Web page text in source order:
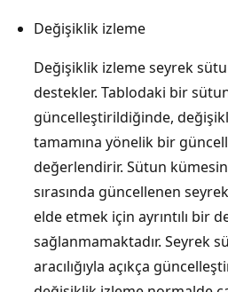
Değişiklik izleme
Değişiklik izleme seyrek
destekler. Tablodaki bir
güncelleştirildiğinde,
tamamına yönelik bir
değerlendirir. Sütun
sırasında güncellenen
elde etmek için ayrıntılı bir
sağlanmamaktadır. Seyrek
aracılığıyla açıkça